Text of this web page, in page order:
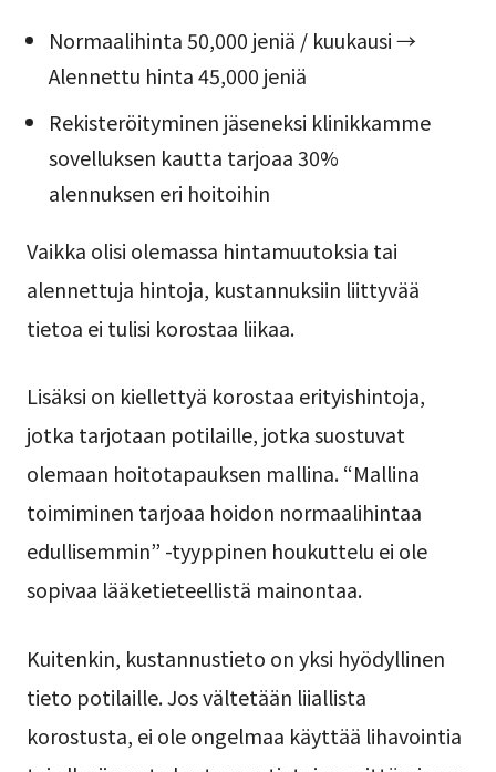
Normaalihinta 50,000 jeniä / kuukausi →
Alennettu hinta 45,000 jeniä
Rekisteröityminen jäseneksi klinikkamme
sovelluksen kautta tarjoaa 30%
alennuksen eri hoitoihin
Vaikka olisi olemassa hintamuutoksia tai
alennettuja hintoja, kustannuksiin liittyvää
tietoa ei tulisi korostaa liikaa.
Lisäksi on kiellettyä korostaa erityishintoja,
jotka tarjotaan potilaille, jotka suostuvat
olemaan hoitotapauksen mallina. “Mallina
toimiminen tarjoaa hoidon normaalihintaa
edullisemmin” -tyyppinen houkuttelu ei ole
sopivaa lääketieteellistä mainontaa.
Kuitenkin, kustannustieto on yksi hyödyllinen
tieto potilaille. Jos vältetään liiallista
korostusta, ei ole ongelmaa käyttää lihavointia